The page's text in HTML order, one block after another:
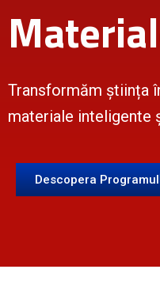
Transformăm știința
materiale inteligente
Descopera Programul